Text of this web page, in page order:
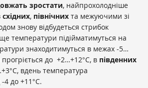
зростати, найпрохолодніше
східних, північних та межуючими зі
знову відбудеться стрибок
температури підійматимуться на
знаходитимуться в межах -5…
до +2…+12°С, в південних
вдень температура
4 до +11°С.